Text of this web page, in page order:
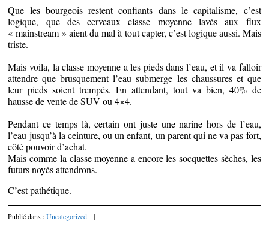
Que les bourgeois restent confiants dans le capitalisme, c’est
logique, que des cerveaux classe moyenne lavés aux flux
« mainstream » aient du mal à tout capter, c’est logique aussi. Mais
triste.
Mais voila, la classe moyenne a les pieds dans l’eau, et il va falloir
attendre que brusquement l’eau submerge les chaussures et que
leur pieds soient trempés. En attendant, tout va bien, 40% de
hausse de vente de SUV ou 4×4.
Pendant ce temps là, certain ont juste une narine hors de l’eau,
l’eau jusqu’à la ceinture, ou un enfant, un parent qui ne va pas fort,
côté pouvoir d’achat.
Mais comme la classe moyenne a encore les socquettes sèches, les
futurs noyés attendrons.
C’est pathétique.
Publié dans :Uncategorized |